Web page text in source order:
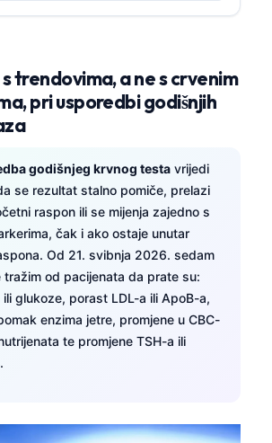
trendovima, a ne s crvenim
pri usporedbi godišnjih
godišnjeg krvnog testa vrijedi
se rezultat stalno pomiče, prelazi
raspon ili se mijenja zajedno s
čak i ako ostaje unutar
Od 21. svibnja 2026. sedam
tražim od pacijenata da prate su:
glukoze, porast LDL-a ili ApoB-a,
enzima jetre, promjene u CBC-
te promjene TSH-a ili